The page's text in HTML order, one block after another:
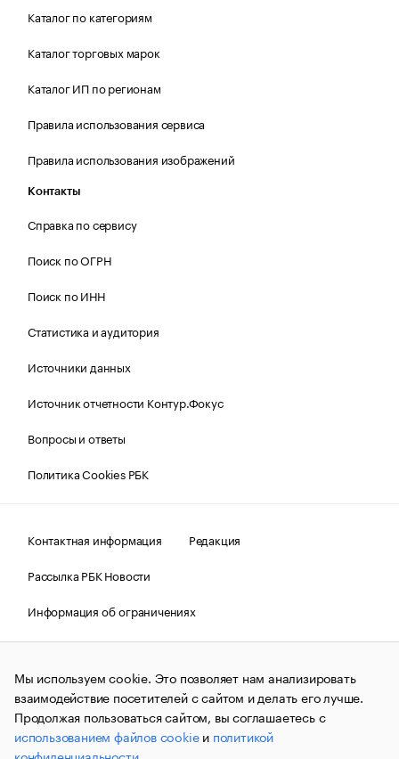
Каталог по категориям
Каталог торговых марок
Каталог ИП по регионам
Правила использования сервиса
Правила использования изображений
Контакты
Справка по сервису
Поиск по ОГРН
Поиск по ИНН
Статистика и аудитория
Источники данных
Источник отчетности Контур.Фокус
Вопросы и ответы
Политика Cookies РБК
Контактная информация
Редакция
Рассылка РБК Новости
Информация об ограничениях
Правовая информация
О соблюдении авторских прав
© АО «РОСБИЗНЕСКОНСАЛТИНГ»,1995–2026.Сообщения
и материалы информационного агентства «РБК»
(зарегистрировано Федеральной службой по надзору в сфере
связи, информационных технологий и массовых
коммуникаций (Роскомнадзор) 09.12.2015 за номером ИА
№ФС77-63848) сопровождаются пометкой «РБК». Отдельные
Мы используем cookie. Это позволяет нам анализировать
взаимодействие посетителей с сайтом и делать его лучше.
Продолжая пользоваться сайтом, вы соглашаетесь с
использованием файлов cookieи политикой